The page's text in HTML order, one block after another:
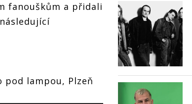
fanouškům a přidali
pod lampou, Plzeň